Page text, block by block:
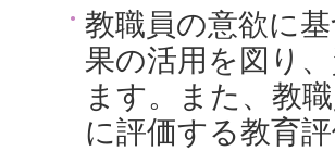
教職員の意欲に
果の活用を図り
ます。また、教
に評価する教育